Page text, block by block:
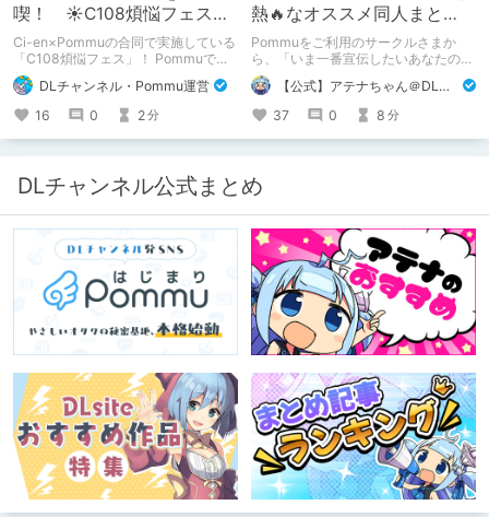
喫！ ☀C108煩悩フェス☀
Pommu版のご案内
Ci-en×Pommuの合同で実施している
「C108煩悩フェス」！ Pommuでの
参加方法について、改めてこちらでも
ご案内いたします！
DLチャンネル・Pommu運営
16
0 2分
熱🔥なオススメ同人まと
め！ その1
Pommuをご利用のサークルさまか
ら、「いま一番宣伝したいあなたの
DLsite作品」を募りました！ この夏
🔥激熱🔥な作品ばかり！あなたがまだ
出会っていない、運命の作品が見つか
るかも！
【公式】アテナちゃん＠DLチャンネル
37
0 8 分
DLチャンネル公式まとめ